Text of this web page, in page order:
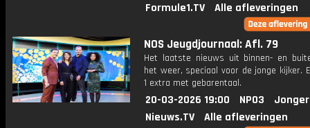
Formule1.TV
Alle afleveringen
NOS Jeugdjournaal: Afl. 79
Het laatste nieuws uit binnen- en
het weer, speciaal voor de jonge kijker.
1 extra met gebarentaal.
20-03-2026 19:00 NPO3
Nieuws.TV
Alle afleveringen